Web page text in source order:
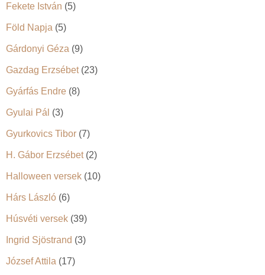
Fekete István (5)
Föld Napja (5)
Gárdonyi Géza (9)
Gazdag Erzsébet(23)
Gyárfás Endre (8)
Gyulai Pál (3)
Gyurkovics Tibor (7)
H. Gábor Erzsébet(2)
Halloween versek (10)
Hárs László (6)
Húsvéti versek (39)
Ingrid Sjöstrand (3)
József Attila (17)